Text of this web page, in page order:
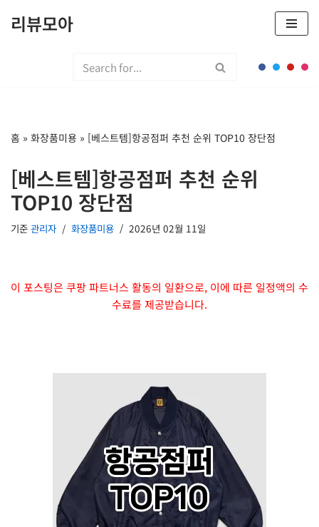
뛰
리뷰모아
홈 » 화장품미용 » [베스트템]항공점퍼 추천 순위 TOP10 장단점
[베스트템]항공점퍼 추천 순위
TOP10 장단점
기준 관리자 화장품미용 2026년 02월 11일
이 포스팅은 쿠팡 파트너스 활동의 일환으로, 이에 따른 일정액의 수
수료를 제공받습니다.